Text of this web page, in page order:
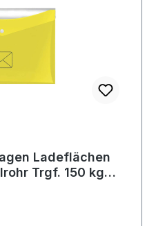
Trgf. 150 kg